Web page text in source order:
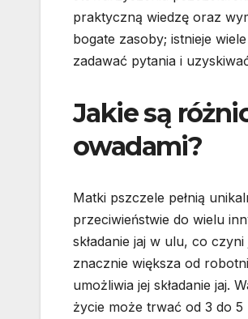
praktyczną wiedzę oraz
bogate zasoby; istnieje
zadawać pytania i
Jakie są
owadami?
Matki pszczele pełnią
przeciwieństwie do wielu
składanie jaj w ulu, co
znacznie większa od
umożliwia jej składanie jaj.
życie może trwać od 3 do